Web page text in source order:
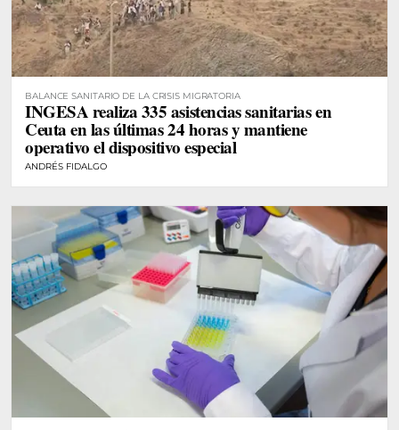
BALANCE SANITARIO DE LA CRISIS MIGRATORIA
INGESA realiza 335 asistencias sanitarias en
Ceuta en las últimas 24 horas y mantiene
operativo el dispositivo especial
ANDRÉS FIDALGO